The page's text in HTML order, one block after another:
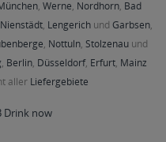
, Werne, Nordhorn, Bad
Nienstädt, Lengerichund Garbsen,
, Nottuln, Stolzenau und
, Berlin, Düsseldorf, Erfurt, Mainz
aller Liefergebiete
Drink now